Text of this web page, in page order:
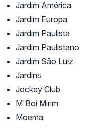
Jardim América
Jardim Europa
Jardim Paulista
Jardim Paulistano
Jardim São Luiz
Jardins
Jockey Club
M'Boi Mirim
Moema